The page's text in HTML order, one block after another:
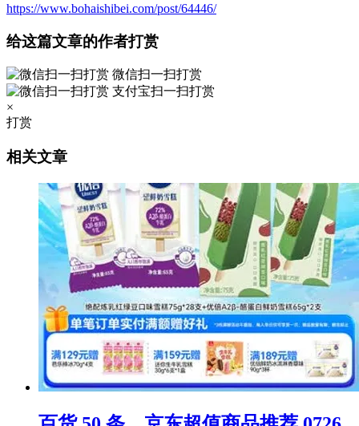
https://www.bohaishibei.com/post/64446/
给这篇文章的作者打赏
微信扫一扫打赏
支付宝扫一扫打赏
×
打赏
相关文章